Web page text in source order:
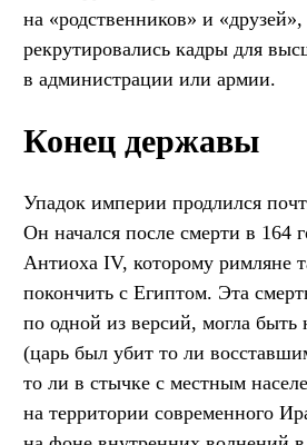
на «родственников» и «друзей»,
рекрутировались кадры для
в администрации или армии.
Конец державы
Упадок империи продлился
Он начался после смерти в 164
Антиоха IV, которому римляне
покончить с Египтом. Эта
по одной из версий, могла быть
(царь был убит то ли
то ли в стычке с местным
на территории современного